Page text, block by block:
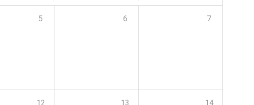
5 6 7
12 13 14